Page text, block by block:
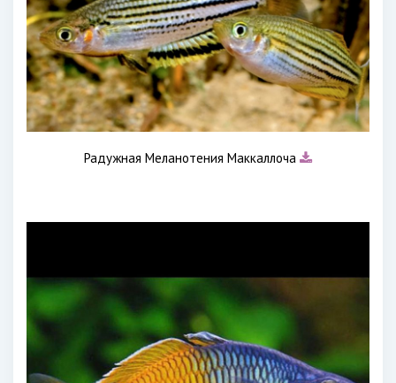
Радужная Меланотения Маккаллоча